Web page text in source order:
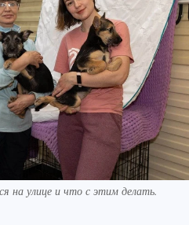
на улице и что с этим делать.